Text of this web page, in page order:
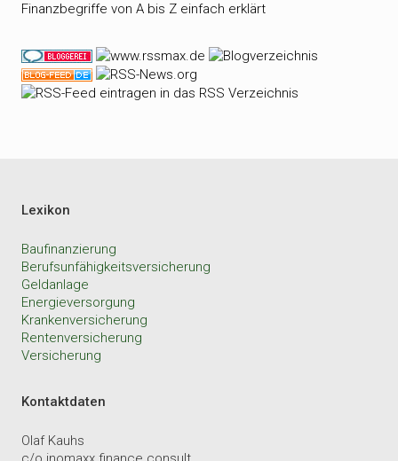
Finanzbegriffe von A bis Z einfach erklärt
Lexikon
Baufinanzierung
Berufsunfähigkeitsversicherung
Geldanlage
Energieversorgung
Krankenversicherung
Rentenversicherung
Versicherung
Kontaktdaten
Olaf Kauhs